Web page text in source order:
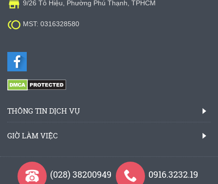
 9/26 Tô Hiệu, Phường Phú Thạnh, TPHCM
 MST: 0316328580
THÔNG TIN DỊCH VỤ
GIỜ LÀM VIỆC
(028) 38200949 0916.3232.19